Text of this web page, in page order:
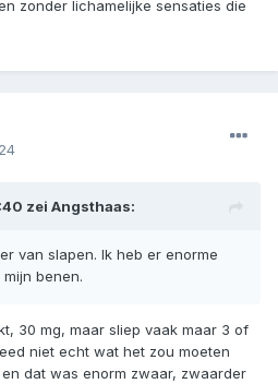
zonder lichamelijke sensaties die
zei Angsthaas:
van slapen. Ik heb er enorme
benen.
30 mg, maar sliep vaak maar 3 of
niet echt wat het zou moeten
dat was enorm zwaar, zwaarder